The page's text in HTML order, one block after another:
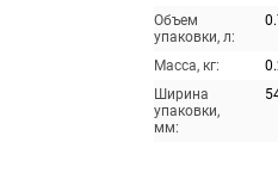
Объем
упаковки, л:
Масса, кг:
Ширина
упаковки,
мм: